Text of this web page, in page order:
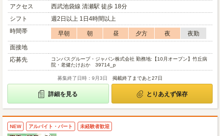
アクセス
西武池袋線 清瀬駅 徒歩 18分
シフト
週2日以上 1日4時間以上
時間帯
早朝 朝 昼 夕方 夜
夜勤
面接地
応募先
コンパスグループ・ジャパン株式会社 勤務地:【10月オープン】竹丘病
院・老健たけおか 39714_p
募集終了日時：9月3日 掲載終了まであと27日
詳細を見る とりあえず保存
NEW アルバイト・パート 未経験者歓迎